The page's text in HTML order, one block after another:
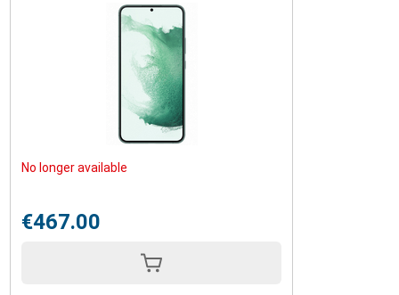
No longer available
€467.00